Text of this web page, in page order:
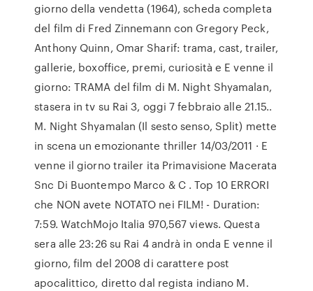
giorno della vendetta (1964), scheda completa
del film di Fred Zinnemann con Gregory Peck,
Anthony Quinn, Omar Sharif: trama, cast, trailer,
gallerie, boxoffice, premi, curiosità e E venne il
giorno: TRAMA del film di M. Night Shyamalan,
stasera in tv su Rai 3, oggi 7 febbraio alle 21.15..
M. Night Shyamalan (Il sesto senso, Split) mette
in scena un emozionante thriller 14/03/2011 · E
venne il giorno trailer ita Primavisione Macerata
Snc Di Buontempo Marco & C . Top 10 ERRORI
che NON avete NOTATO nei FILM! - Duration:
7:59. WatchMojo Italia 970,567 views. Questa
sera alle 23:26 su Rai 4 andrà in onda E venne il
giorno, film del 2008 di carattere post
apocalittico, diretto dal regista indiano M.